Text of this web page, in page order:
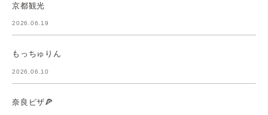
京都観光
2026.06.19
もっちゅりん
2026.06.10
奈良ピザ🍕